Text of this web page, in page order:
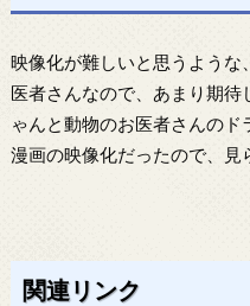
映像化が難しいと思うような
医者さんなので、あまり期
ゃんと動物のお医者さんの
漫画の映像化だったので、見
関連リンク